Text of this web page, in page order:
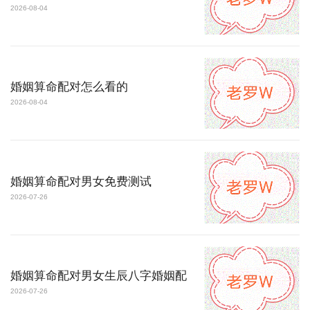
2026-08-04
婚姻算命配对怎么看的
2026-08-04
婚姻算命配对男女免费测试
2026-07-26
婚姻算命配对男女生辰八字婚姻配
2026-07-26